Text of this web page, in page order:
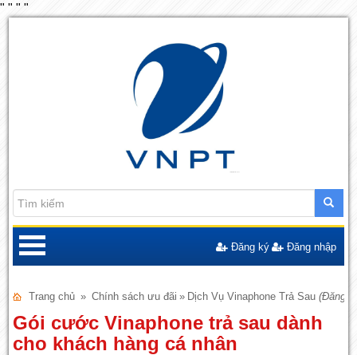
" " " "
Đăng ký Đăng nhập
Trang chủ » Chính sách ưu đãi » Dịch Vụ Vinaphone Trả Sau (Đăng
Gói cước Vinaphone trả sau dành
cho khách hàng cá nhân